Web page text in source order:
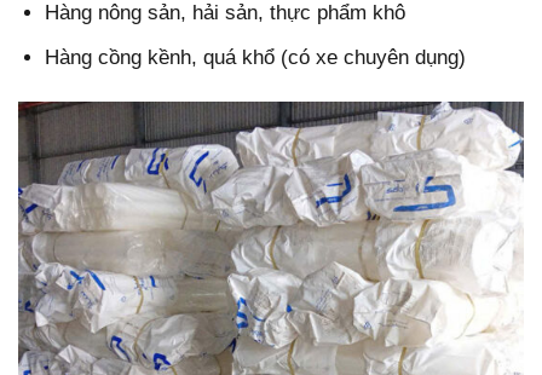
Hàng nông sản, hải sản, thực phẩm khô
Hàng cồng kềnh, quá khổ (có xe chuyên dụng)